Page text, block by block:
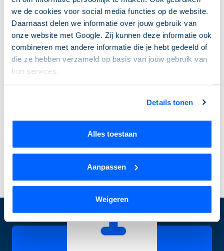
we de cookies voor social media functies op de website.
Daarnaast delen we informatie over jouw gebruik van
onze website met Google. Zij kunnen deze informatie ook
combineren met andere informatie die je hebt gedeeld of
die ze hebben verzameld op basis van jouw gebruik van
hun services.
cookieverklaring
onderaan de pagina.
Details tonen
Alles toestaan
Aanpassen
Weigeren
De klantenservice neemt de melding op en vraagt een
van onze onderhoudspartners om het te repareren.
Ook helpen ze eigenaren bij ingewikkelde
schademeldingen.
Dagelijks onderhoud (onderhoudsdienst, 24/7
bereikbaar)
Afstemming van ingewikkelde schademeldingen
check altijd welk beheerpakket jullie VvE heeft om
*Bij het Basis Pakket is dit niet inbegrepen.